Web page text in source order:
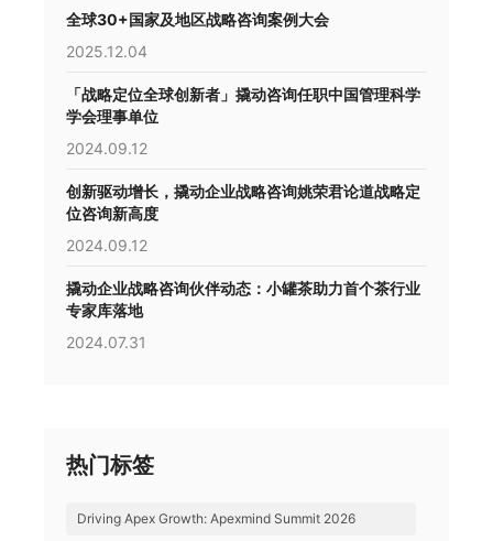
全球30+国家及地区战略咨询案例大会
2025.12.04
「战略定位全球创新者」撬动咨询任职中国管理科学
学会理事单位
2024.09.12
创新驱动增长，撬动企业战略咨询姚荣君论道战略定
位咨询新高度
2024.09.12
撬动企业战略咨询伙伴动态：小罐茶助力首个茶行业
专家库落地
2024.07.31
热门标签
Driving Apex Growth: Apexmind Summit 2026